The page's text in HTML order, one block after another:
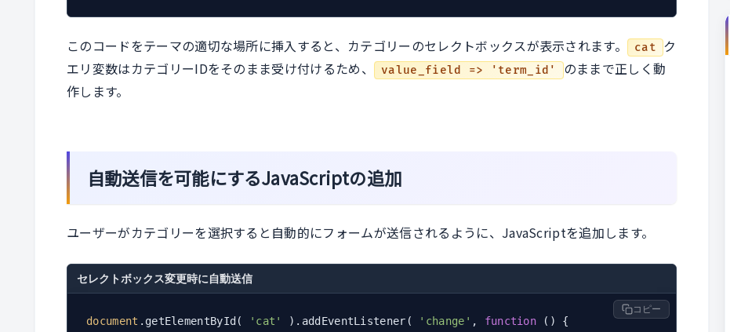
このコードをテーマの適切な場所に挿入すると、カテゴリーのセレクトボックスが表示されます。 cat
ク
エリ変数はカテゴリーIDをそのまま受け付けるため、 value_field => 'term_id'
のままで正しく動
作します。
自動送信を可能にするJavaScriptの追加
ユーザーがカテゴリーを選択すると自動的にフォームが送信されるように、JavaScriptを追加します。
セレクトボックス変更時に自動送信
document .getElementById( 'cat' ).addEventListener( 'change' , function ( ) {
コピー